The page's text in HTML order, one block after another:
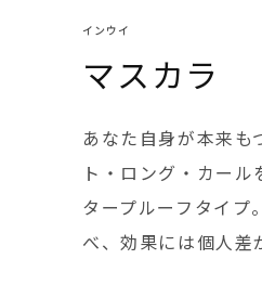
インウイ
マスカラ
あなた自身が本来も
ト・ロング・カー
タープルーフタイ
べ、効果には個人差